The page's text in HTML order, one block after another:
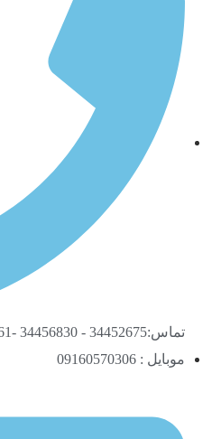
تماس:34452675 - 34456830 -061
موبایل : 09160570306